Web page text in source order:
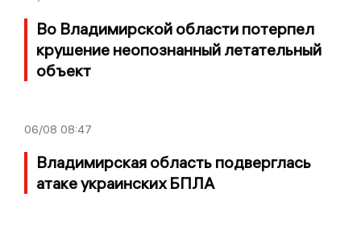
Во Владимирской области потерпел
крушение неопознанный летательный
объект
06/08 08:47
Владимирская область подверглась
атаке украинских БПЛА